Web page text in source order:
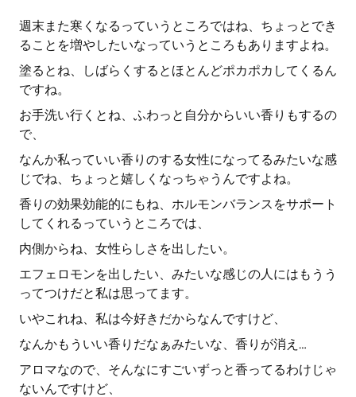
週末また寒くなるっていうところではね、ちょっとでき
ることを増やしたいなっていうところもありますよね。
塗るとね、しばらくするとほとんどポカポカしてくるん
ですね。
お手洗い行くとね、ふわっと自分からいい香りもするの
で、
なんか私っていい香りのする女性になってるみたいな感
じでね、ちょっと嬉しくなっちゃうんですよね。
香りの効果効能的にもね、ホルモンバランスをサポート
してくれるっていうところでは、
内側からね、女性らしさを出したい。
エフェロモンを出したい、みたいな感じの人にはもうう
ってつけだと私は思ってます。
いやこれね、私は今好きだからなんですけど、
なんかもういい香りだなぁみたいな、香りが消え…
アロマなので、そんなにすごいずっと香ってるわけじゃ
ないんですけど、